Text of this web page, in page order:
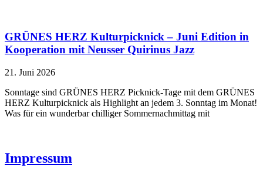
GRÜNES HERZ Kulturpicknick – Juni Edition in
Kooperation mit Neusser Quirinus Jazz
21. Juni 2026
Sonntage sind GRÜNES HERZ Picknick-Tage mit dem GRÜNES
HERZ Kulturpicknick als Highlight an jedem 3. Sonntag im Monat!
Was für ein wunderbar chilliger Sommernachmittag mit
Impressum